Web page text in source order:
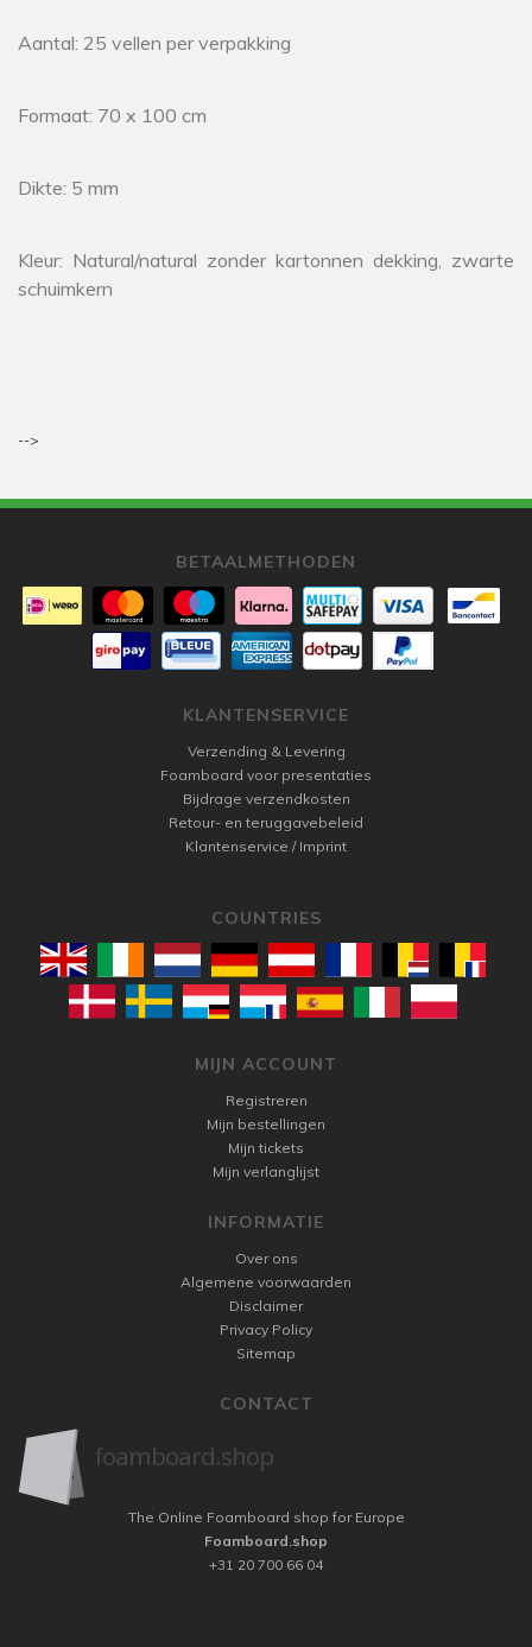
Aantal: 25 vellen per verpakking
Formaat: 70 x 100 cm
Dikte: 5 mm
Kleur: Natural/natural zonder kartonnen dekking, zwarte
schuimkern
-->
BETAALMETHODEN
KLANTENSERVICE
Verzending & Levering
Foamboard voor presentaties
Bijdrage verzendkosten
Retour- en teruggavebeleid
Klantenservice / Imprint
COUNTRIES
MIJN ACCOUNT
Registreren
Mijn bestellingen
Mijn tickets
Mijn verlanglijst
INFORMATIE
Over ons
Algemene voorwaarden
Disclaimer
Privacy Policy
Sitemap
CONTACT
The Online Foamboard shop for Europe
Foamboard.shop
+31 20 700 66 04